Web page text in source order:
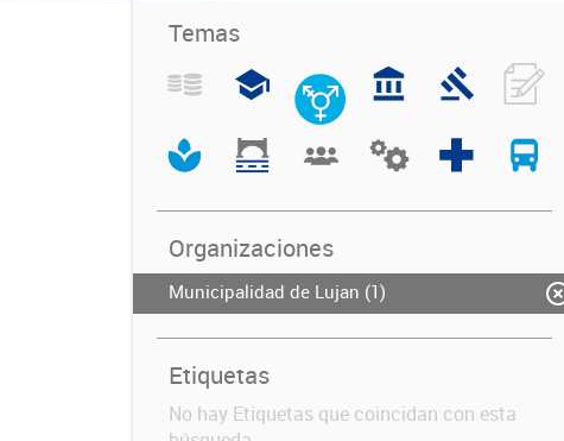
Temas
Organizaciones
Municipalidad de Lujan (1)
Etiquetas
No hay Etiquetas que coincidan con esta